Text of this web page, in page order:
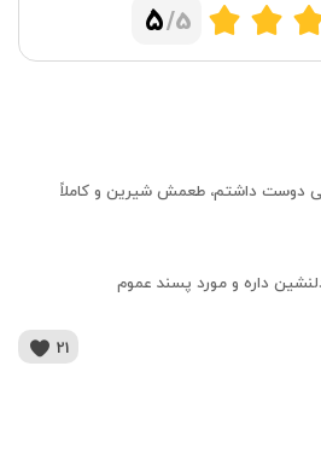
5/5
دوست داشتم، طعمش شیرین و کاملاً
داره و مورد پسند عموم
21